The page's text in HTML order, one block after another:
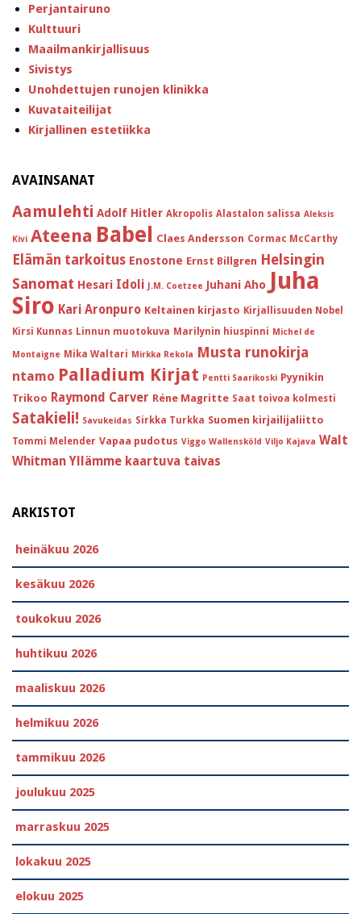
Perjantairuno
Kulttuuri
Maailmankirjallisuus
Sivistys
Unohdettujen runojen klinikka
Kuvataiteilijat
Kirjallinen estetiikka
AVAINSANAT
Aamulehti Adolf Hitler Akropolis Alastalon salissa Aleksis
Kivi Ateena Babel Claes Andersson Cormac McCarthy
Elämän tarkoitus Enostone Ernst Billgren Helsingin
Sanomat Hesari Idoli J.M. Coetzee Juhani Aho Juha
Siro Kari Aronpuro Keltainen kirjasto Kirjallisuuden Nobel
Kirsi Kunnas Linnun muotokuva Marilynin hiuspinni Michel de
Montaigne Mika Waltari Mirkka Rekola Musta runokirja
ntamo Palladium Kirjat Pentti Saarikoski Pyynikin
Trikoo Raymond Carver Réne Magritte Saat toivoa kolmesti
Satakieli! Savukeidas Sirkka Turkka Suomen kirjailijaliitto
Tommi Melender Vapaa pudotus Viggo Wallensköld Viljo Kajava Walt
Whitman Yllämme kaartuva taivas
ARKISTOT
heinäkuu 2026
kesäkuu 2026
toukokuu 2026
huhtikuu 2026
maaliskuu 2026
helmikuu 2026
tammikuu 2026
joulukuu 2025
marraskuu 2025
lokakuu 2025
elokuu 2025